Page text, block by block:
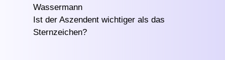
Wassermann
Ist der Aszendent wichtiger als das
Sternzeichen?